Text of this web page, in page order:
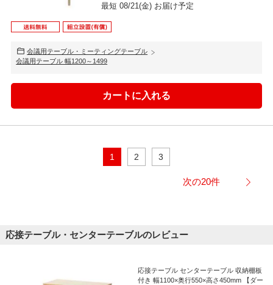
最短 08/21(金) お届け予定
会議用テーブル・ミーティングテーブル
会議用テーブル 幅1200～1499
1 2 3
次の20件
応接テーブル・センターテーブルのレビュー
応接テーブル センターテーブル 収納棚板
付き 幅1100×奥行550×高さ450mm 【ダー